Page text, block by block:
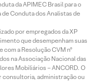
da APIMEC Brasil para o
Conduta dos Analistas de
por empregados da XP
que desempenham suas
com a Resolução CVM nº
na Associação Nacional das
Mobiliários – ANCORD. O
consultoria, administração ou